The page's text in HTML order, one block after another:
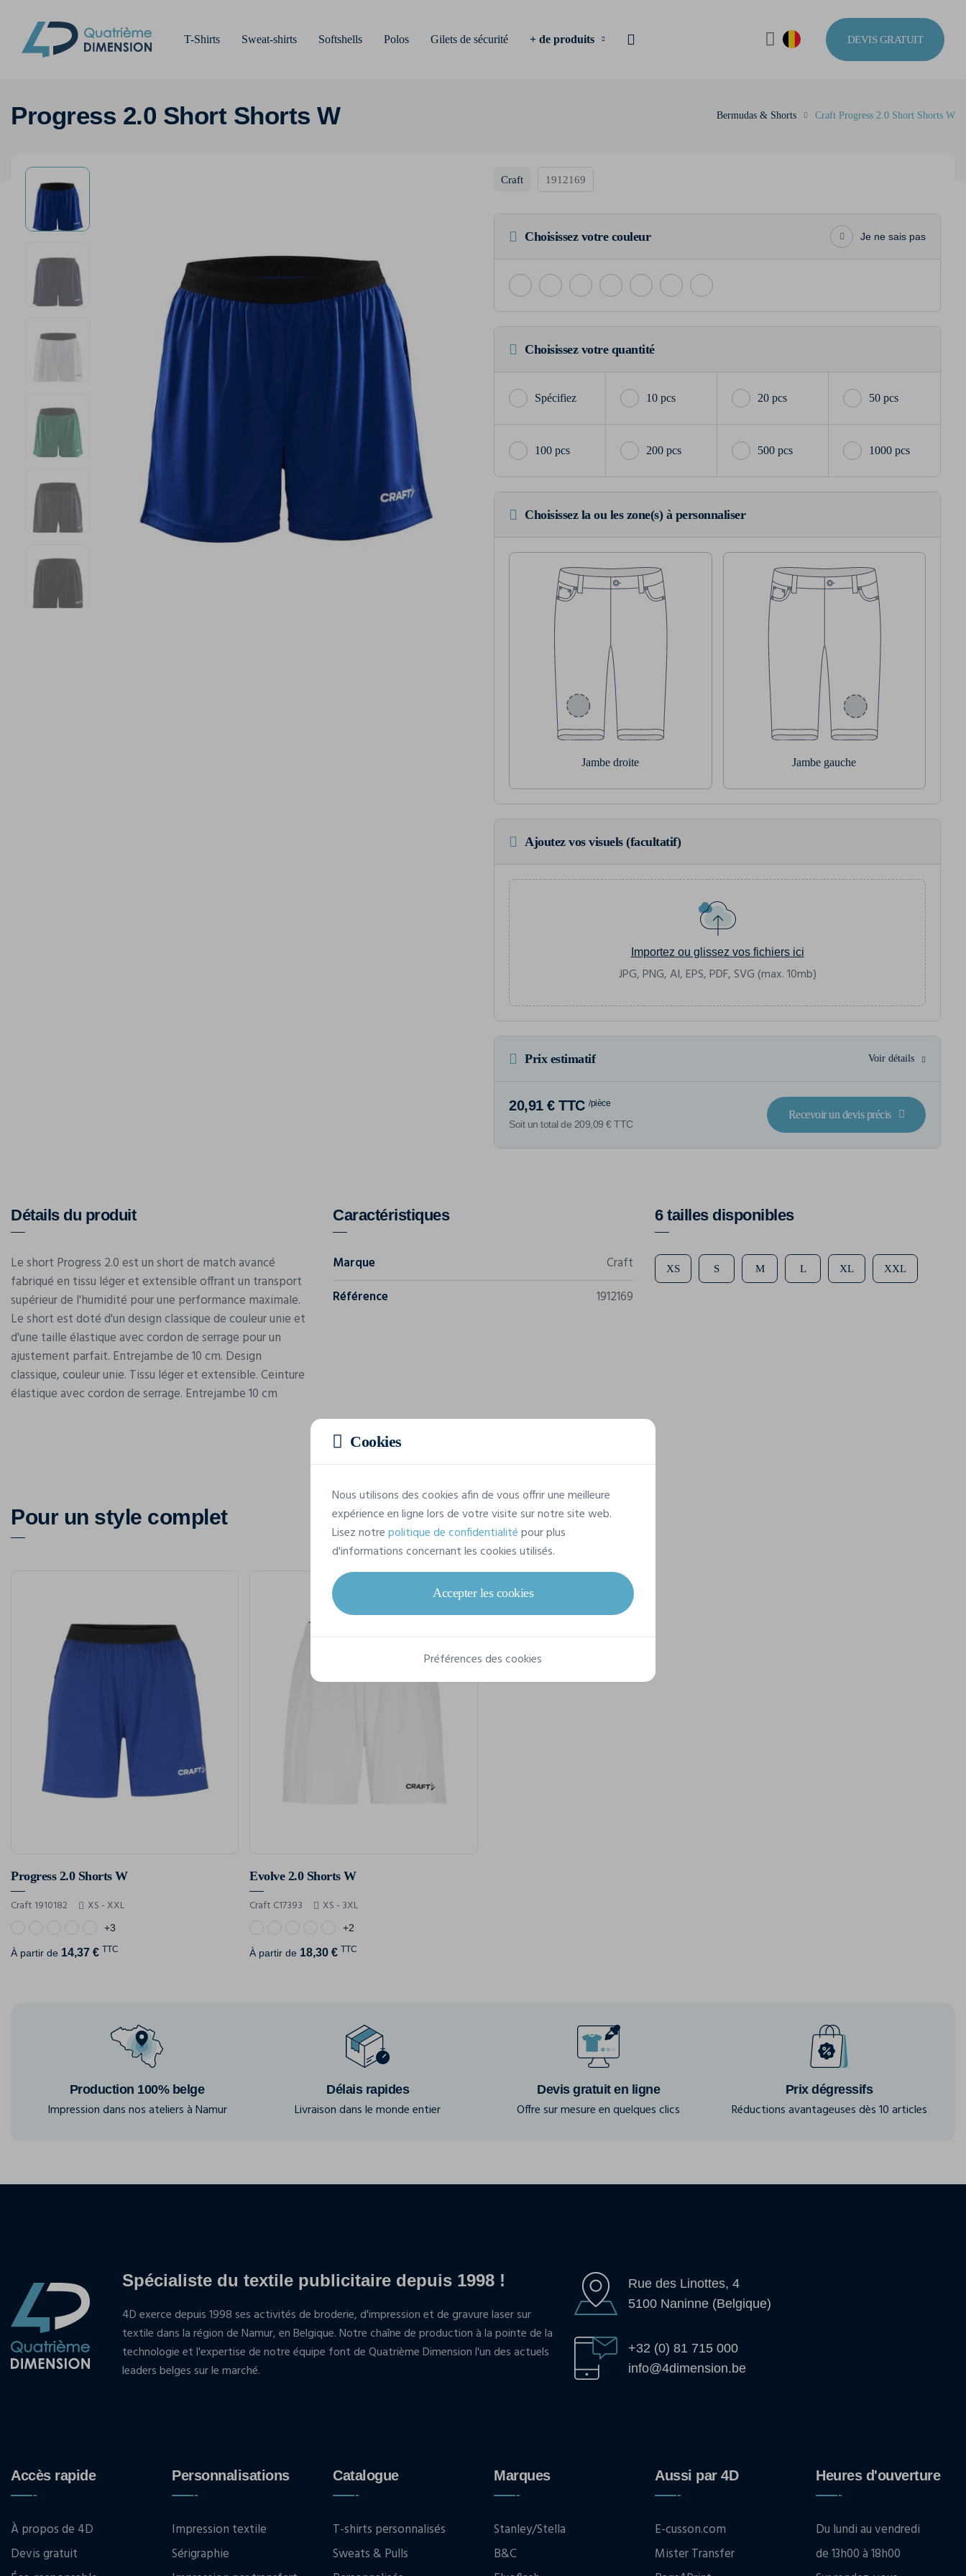
T-Shirts Sweat-shirts Softshells Polos Gilets de sécurité + de produits DEVIS GRATUIT
Progress 2.0 Short Shorts W Bermudas & Shorts Craft Progress 2.0 Short Shorts W
Craft 1912169
Choisissez votre couleur Je ne sais pas
Choisissez votre quantité
10 pcs 20 pcs 50 pcs
100 pcs 200 pcs 500 pcs 1000 pcs
Choisissez la ou les zone(s) à personnaliser
Jambe droite Jambe gauche
Ajoutez vos visuels (facultatif)
Importez ou glissez vos fichiers ici
JPG, PNG, AI, EPS, PDF, SVG (max. 10mb)
Prix estimatif Voir détails
20,91 € TTC /pièce
Soit un total de 209,09 € TTC
Recevoir un devis précis
Détails du produit
Le short Progress 2.0 est un short de match avancé
fabriqué en tissu léger et extensible offrant un transport
supérieur de l'humidité pour une performance maximale.
Le short est doté d'un design classique de couleur unie et
d'une taille élastique avec cordon de serrage pour un
ajustement parfait. Entrejambe de 10 cm. Design
classique, couleur unie. Tissu léger et extensible. Ceinture
élastique avec cordon de serrage. Entrejambe 10 cm
Caractéristiques
Marque
Craft
Référence
1912169
6 tailles disponibles
XS S M L XL XXL
Pour un style complet
Progress 2.0 Shorts W
Craft 1910182 XS - XXL
+3
À partir de 14,37 € TTC
Evolve 2.0 Shorts W
Craft C17393 XS - 3XL
+2
À partir de 18,30 € TTC
Production 100% belge
Impression dans nos ateliers à Namur
Délais rapides
Livraison dans le monde entier
Devis gratuit en ligne
Offre sur mesure en quelques clics
Prix dégressifs
Réductions avantageuses dès 10 articles
Spécialiste du textile publicitaire depuis 1998 !
4D exerce depuis 1998 ses activités de broderie, d'impression et de gravure laser sur
textile dans la région de Namur, en Belgique. Notre chaîne de production à la pointe de la
technologie et l'expertise de notre équipe font de Quatrième Dimension l'un des actuels
leaders belges sur le marché.
Rue des Linottes, 4
5100 Naninne (Belgique)
+32 (0) 81 715 000
info@4dimension.be
Accès rapide
À propos de 4D
Devis gratuit
Personnalisations
Impression textile
Sérigraphie
Catalogue
T-shirts personnalisés
Sweats & Pulls
Marques
Stanley/Stella
B&C
Aussi par 4D
E-cusson.com
Mister Transfer
Heures d'ouverture
Du lundi au vendredi
de 13h00 à 18h00
Cookies
Nous utilisons des cookies afin de vous offrir une meilleure
expérience en ligne lors de votre visite sur notre site web.
Lisez notrepolitique de confidentialitépour plus
d'informations concernant les cookies utilisés.
Accepter les cookies
Préférences des cookies